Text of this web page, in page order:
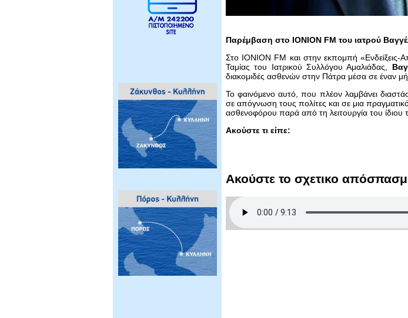
Παρέμβαση στο IONION FM του ιατρού
Στο IONION FM και στην εκπομπή «Ενδείξεις-
Ταμίας του Ιατρικού Συλλόγου Αμαλιάδας,
διακομιδές ασθενών στην Πάτρα μέσα σε έναν
Το φαινόμενο αυτό, που πλέον λαμβάνει
σε απόγνωση τους πολίτες και σε μια
ασθενοφόρου παρά από τη λειτουργία του ίδιου
Ακούστε τι είπε:
Ακούστε το σχετικο